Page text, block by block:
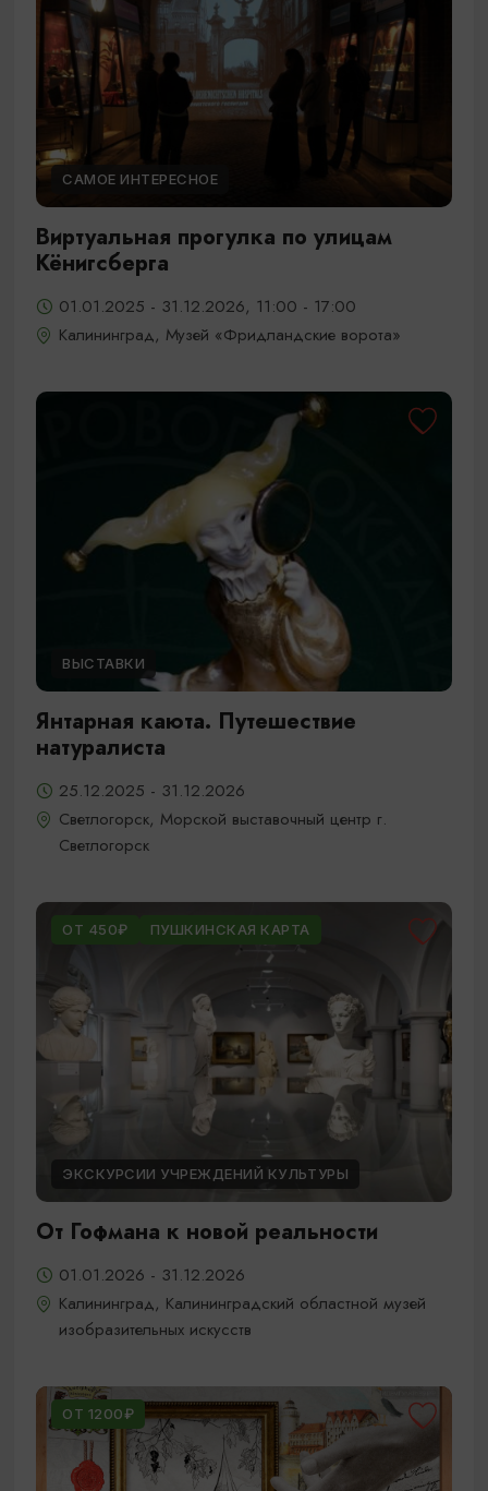
САМОЕ ИНТЕРЕСНОЕ
Виртуальная прогулка по улицам
Кёнигсберга
01.01.2025 - 31.12.2026, 11:00 - 17:00
Калининград, Музей «Фридландские ворота»
ВЫСТАВКИ
Янтарная каюта. Путешествие
натуралиста
25.12.2025 - 31.12.2026
Светлогорск, Морской выставочный центр г.
Светлогорск
ОТ 450₽ ПУШКИНСКАЯ КАРТА
ЭКСКУРСИИ УЧРЕЖДЕНИЙ КУЛЬТУРЫ
От Гофмана к новой реальности
01.01.2026 - 31.12.2026
Калининград, Калининградский областной музей
изобразительных искусств
ОТ 1200₽